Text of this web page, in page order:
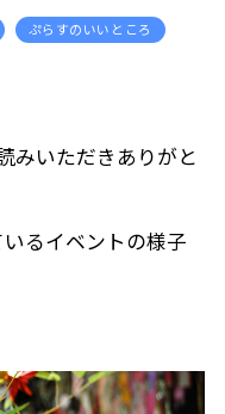
ぷらすのいいところ
みいただきありがと
るイベントの様子